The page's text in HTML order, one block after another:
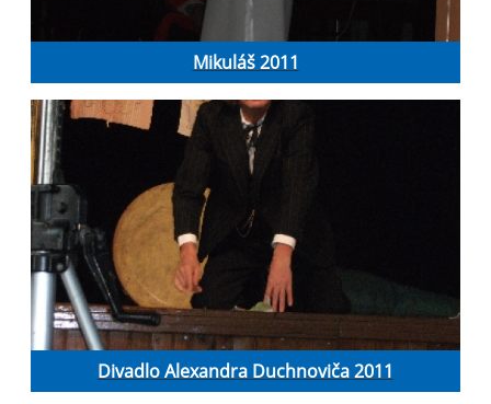
Mikuláš 2011
Divadlo Alexandra Duchnoviča 2011